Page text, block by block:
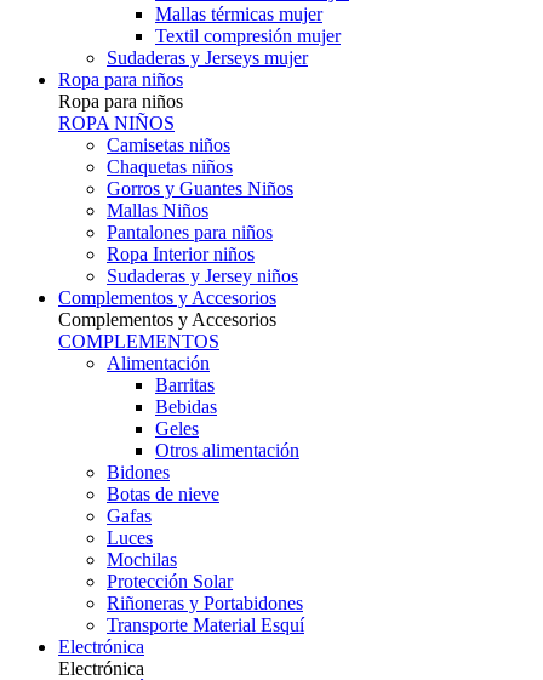
Mallas térmicas mujer
Textil compresión mujer
Sudaderas y Jerseys mujer
Ropa para niños
Ropa para niños
ROPA NIÑOS
Camisetas niños
Chaquetas niños
Gorros y Guantes Niños
Mallas Niños
Pantalones para niños
Ropa Interior niños
Sudaderas y Jersey niños
Complementos y Accesorios
Complementos y Accesorios
COMPLEMENTOS
Alimentación
Barritas
Bebidas
Geles
Otros alimentación
Bidones
Botas de nieve
Gafas
Luces
Mochilas
Protección Solar
Riñoneras y Portabidones
Transporte Material Esquí
Electrónica
Electrónica